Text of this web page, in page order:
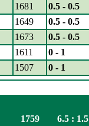
1681 0.5 - 0.5
1649 0.5 - 0.5
1673 0.5 - 0.5
1611 0 - 1
1507 0 - 1
1759 6.5 : 1.5